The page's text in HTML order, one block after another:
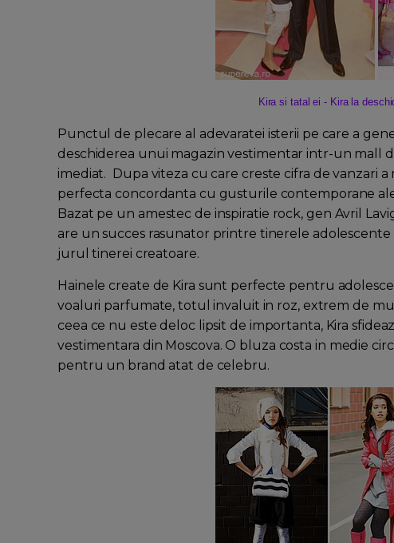
Kira si tatal ei - Kira la
Punctul de plecare al adevaratei isterii pe care a
deschiderea unui magazin vestimentar intr-un mall
imediat. Dupa viteza cu care creste cifra de vanzari
perfecta concordanta cu gusturile contemporane
Bazat pe un amestec de inspiratie rock, gen Avril
are un succes rasunator printre tinerele
jurul tinerei creatoare.
Hainele create de Kira sunt perfecte pentru
voaluri parfumate, totul invaluit in roz, extrem de
ceea ce nu este deloc lipsit de importanta, Kira
vestimentara din Moscova. O bluza costa in medie
pentru un brand atat de celebru.